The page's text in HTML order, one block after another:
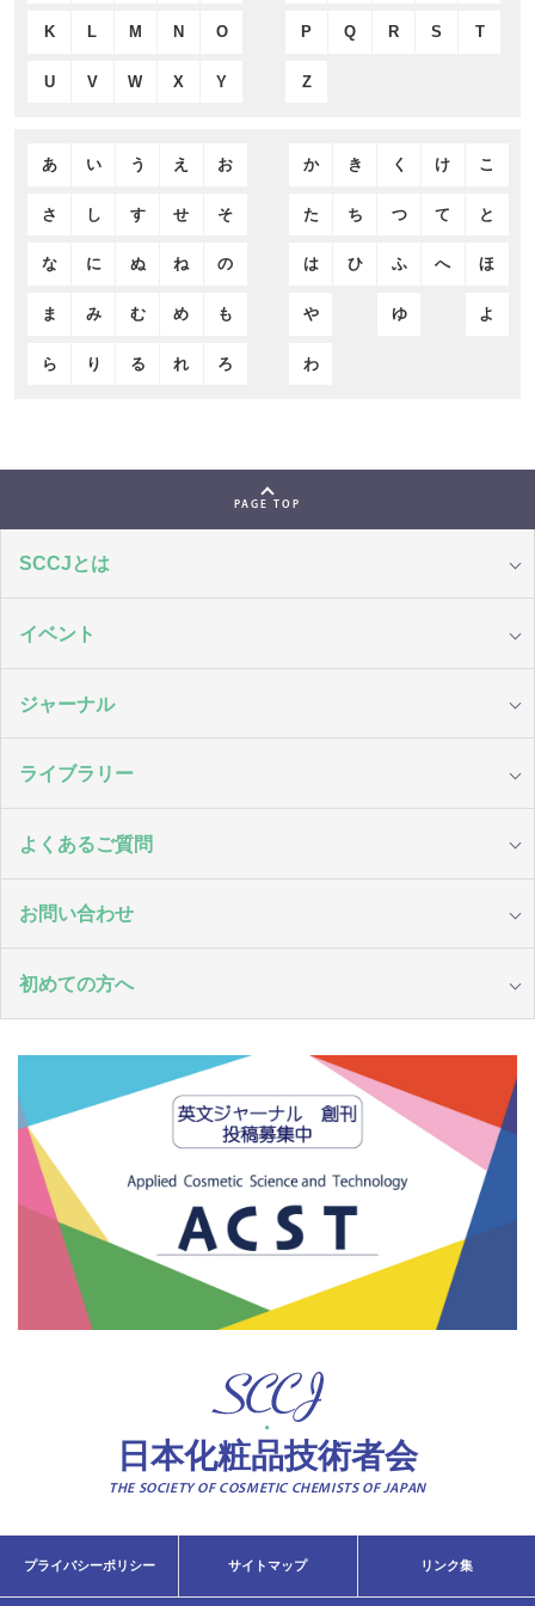
K L M N O P Q R S T
U V W X Y Z
あ い う え お か き く け こ
さ し す せ そ た ち つ て と
な に ぬ ね の は ひ ふ へ ほ
ま み む め も や ゆ よ
ら り る れ ろ わ
PAGE TOP
SCCJとは
イベント
ジャーナル
ライブラリー
よくあるご質問
お問い合わせ
初めての方へ
日本化粧品技術者会
THE SOCIETY OF COSMETIC CHEMISTS OF JAPAN
プライバシーポリシー サイトマップ リンク集